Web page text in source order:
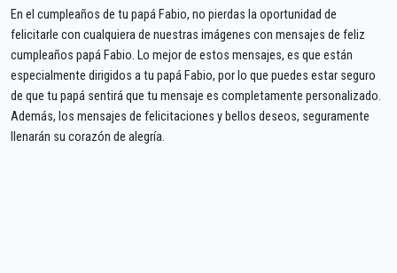
En el cumpleaños de tu papá Fabio, no pierdas la oportunidad de
felicitarle con cualquiera de nuestras imágenes con mensajes de feliz
cumpleaños papá Fabio. Lo mejor de estos mensajes, es que están
especialmente dirigidos a tu papá Fabio, por lo que puedes estar seguro
de que tu papá sentirá que tu mensaje es completamente personalizado.
Además, los mensajes de felicitaciones y bellos deseos, seguramente
llenarán su corazón de alegría.